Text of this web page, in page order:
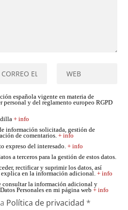
española vigente en materia de
personal y del reglamento europeo RGPD
+ info
información solicitada, gestión de
de comentarios.+ info
expreso del interesado.+ info
a terceros para la gestión de estos datos.
rectificar y suprimir los datos, así
explica en la información adicional.+ info
consultar la información adicional y
Personales en mi página web+ info
Política de privacidad *